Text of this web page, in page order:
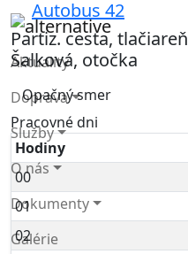
Aktuality
Doprava
Služby
O nás
Dokumenty
Galérie
Autobus 42
Partiz. cesta, tlačiareň
Šalková, otočka
Opačný smer
Pracovné dni
Hodiny
00
01
02